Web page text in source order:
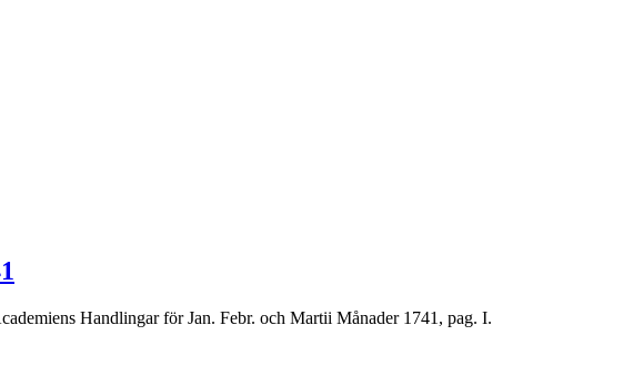
Handlingar för Jan. Febr. och Martii Månader 1741, pag. I.